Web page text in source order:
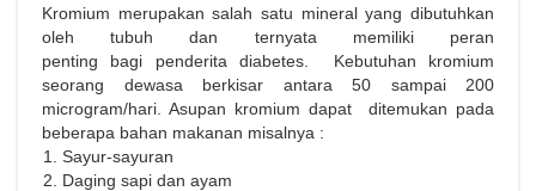
Kromium merupakan salah satu mineral yang dibutuhkan
oleh tubuh dan ternyata memiliki peran
penting bagi penderita diabetes. Kebutuhan kromium
seorang dewasa berkisar antara 50 sampai 200
microgram/hari. Asupan kromium dapat ditemukan pada
beberapa bahan makanan misalnya :
Sayur-sayuran
Daging sapi dan ayam